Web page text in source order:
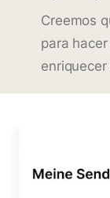
Creemos
para